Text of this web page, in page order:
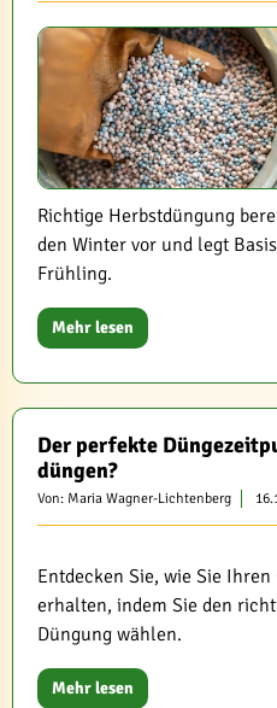
Richtige Herbstdüngung
den Winter vor und legt
Frühling.
Mehr lesen
Der perfekte
düngen?
Von: Maria Wagner-Lichtenberg
Entdecken Sie, wie Sie
erhalten, indem Sie den
Düngung wählen.
Mehr lesen